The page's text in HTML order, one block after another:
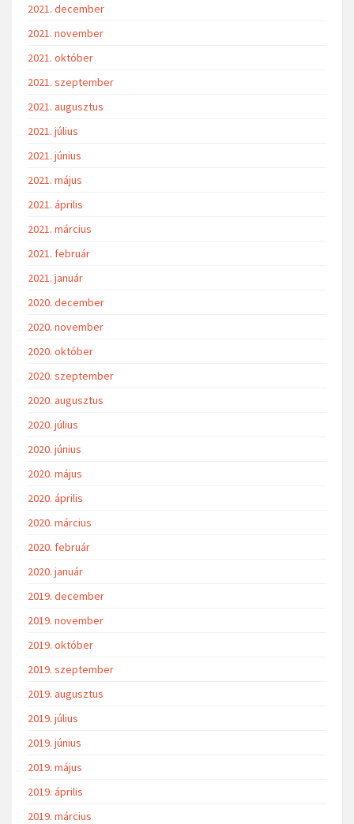
2021. december
2021. november
2021. október
2021. szeptember
2021. augusztus
2021. július
2021. június
2021. május
2021. április
2021. március
2021. február
2021. január
2020. december
2020. november
2020. október
2020. szeptember
2020. augusztus
2020. július
2020. június
2020. május
2020. április
2020. március
2020. február
2020. január
2019. december
2019. november
2019. október
2019. szeptember
2019. augusztus
2019. július
2019. június
2019. május
2019. április
2019. március